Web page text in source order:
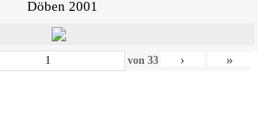
Döben 2001
von 33 › »